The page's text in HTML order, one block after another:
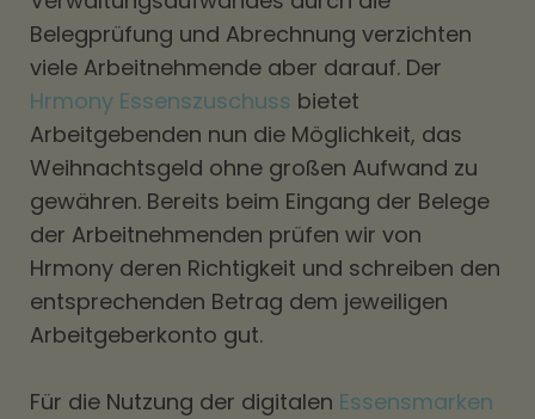
Belegprüfung und Abrechnung verzichten
viele Arbeitnehmende aber darauf. Der
Hrmony Essenszuschuss bietet
Arbeitgebenden nun die Möglichkeit, das
Weihnachtsgeld ohne großen Aufwand zu
gewähren. Bereits beim Eingang der Belege
der Arbeitnehmenden prüfen wir von
Hrmony deren Richtigkeit und schreiben den
entsprechenden Betrag dem jeweiligen
Arbeitgeberkonto gut.
Für die Nutzung der digitalen Essensmarken